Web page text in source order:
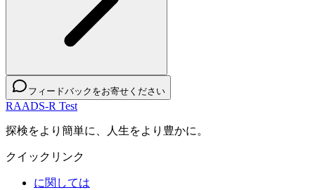
フィードバックをお寄せください
RAADS-R Test
探検をより簡単に、人生をより豊かに。
クイックリンク
に関しては